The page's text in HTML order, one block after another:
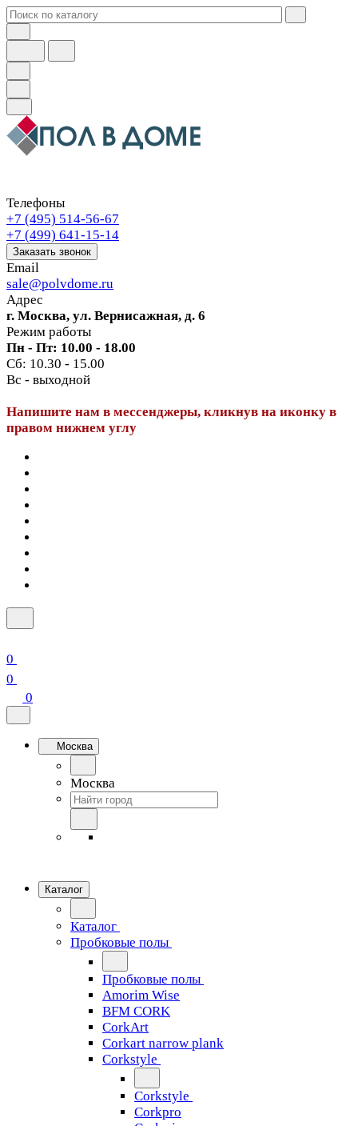
Телефоны
+7 (495) 514-56-67
+7 (499) 641-15-14
Заказать звонок
Email
sale@polvdome.ru
Адрес
г. Москва, ул. Вернисажная, д. 6
Режим работы
Пн - Пт: 10.00 - 18.00
Сб: 10.30 - 15.00
Вс - выходной
Напишите нам в мессенджеры, кликнув на иконку в
правом нижнем углу
0
0
0
Москва
Москва
Каталог
Каталог
Пробковые полы
Пробковые полы
Amorim Wise
BFM CORK
CorkArt
Corkart narrow plank
Corkstyle
Corkstyle
Corkpro